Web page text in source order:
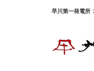
早川第一発電所